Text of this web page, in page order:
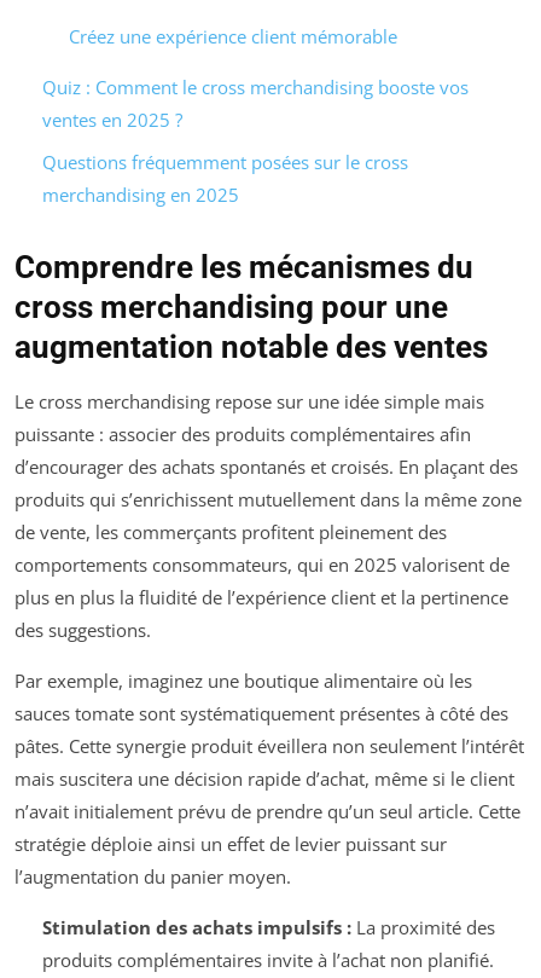
Créez une expérience client mémorable
Quiz : Comment le cross merchandising booste vos
ventes en 2025 ?
Questions fréquemment posées sur le cross
merchandising en 2025
Comprendre les mécanismes du
cross merchandising pour une
augmentation notable des ventes
Le cross merchandising repose sur une idée simple mais
puissante : associer des produits complémentaires afin
d’encourager des achats spontanés et croisés. En plaçant des
produits qui s’enrichissent mutuellement dans la même zone
de vente, les commerçants profitent pleinement des
comportements consommateurs, qui en 2025 valorisent de
plus en plus la fluidité de l’expérience client et la pertinence
des suggestions.
Par exemple, imaginez une boutique alimentaire où les
sauces tomate sont systématiquement présentes à côté des
pâtes. Cette synergie produit éveillera non seulement l’intérêt
mais suscitera une décision rapide d’achat, même si le client
n’avait initialement prévu de prendre qu’un seul article. Cette
stratégie déploie ainsi un effet de levier puissant sur
l’augmentation du panier moyen.
Stimulation des achats impulsifs :La proximité des
produits complémentaires invite à l’achat non planifié.